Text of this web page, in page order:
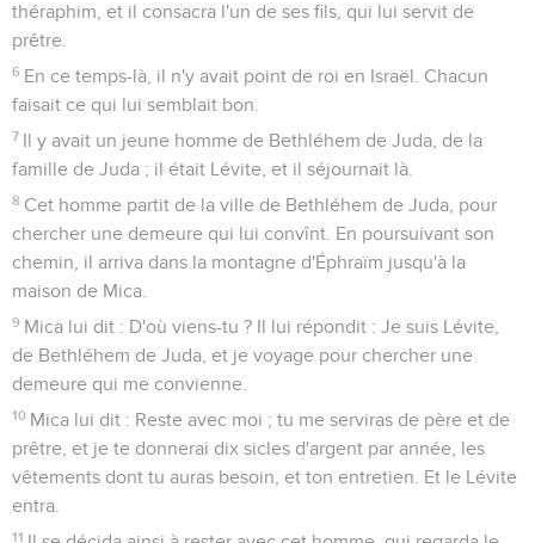
théraphim, et il consacra l'un de ses fils, qui lui servit de
prêtre.
6 En ce temps-là, il n'y avait point de roi en Israël. Chacun
faisait ce qui lui semblait bon.
7 Il y avait un jeune homme de Bethléhem de Juda, de la
famille de Juda ; il était Lévite, et il séjournait là.
8 Cet homme partit de la ville de Bethléhem de Juda, pour
chercher une demeure qui lui convînt. En poursuivant son
chemin, il arriva dans la montagne d'Éphraïm jusqu'à la
maison de Mica.
9 Mica lui dit : D'où viens-tu ? Il lui répondit : Je suis Lévite,
de Bethléhem de Juda, et je voyage pour chercher une
demeure qui me convienne.
10 Mica lui dit : Reste avec moi ; tu me serviras de père et de
prêtre, et je te donnerai dix sicles d'argent par année, les
vêtements dont tu auras besoin, et ton entretien. Et le Lévite
entra.
11